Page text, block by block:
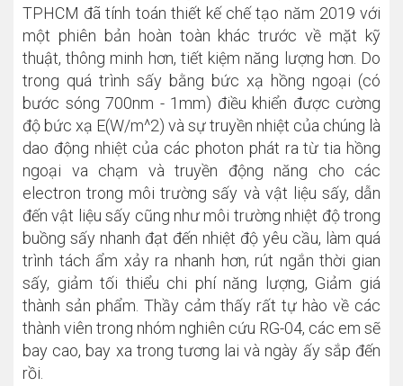
TPHCM đã tính toán thiết kế chế tạo năm 2019 với
một phiên bản hoàn toàn khác trước về mặt kỹ
thuật, thông minh hơn, tiết kiệm năng lượng hơn. Do
trong quá trình sấy bằng bức xạ hồng ngoại (có
bước sóng 700nm - 1mm) điều khiển được cường
độ bức xạ E(W/m^2) và sự truyền nhiệt của chúng là
dao động nhiệt của các photon phát ra từ tia hồng
ngoại va chạm và truyền động năng cho các
electron trong môi trường sấy và vật liệu sấy, dẫn
đến vật liệu sấy cũng như môi trường nhiệt độ trong
buồng sấy nhanh đạt đến nhiệt độ yêu cầu, làm quá
trình tách ẩm xảy ra nhanh hơn, rút ngắn thời gian
sấy, giảm tối thiểu chi phí năng lượng, Giảm giá
thành sản phẩm. Thầy cảm thấy rất tự hào về các
thành viên trong nhóm nghiên cứu RG-04, các em sẽ
bay cao, bay xa trong tương lai và ngày ấy sắp đến
rồi.